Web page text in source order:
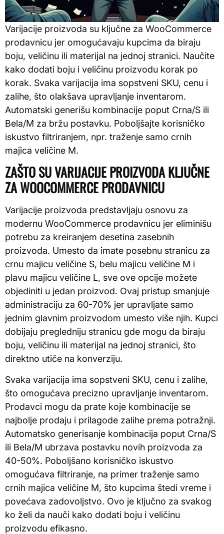
Varijacije proizvoda su ključne za WooCommerce
prodavnicu jer omogućavaju kupcima da biraju
boju, veličinu ili materijal na jednoj stranici. Naučite
kako dodati boju i veličinu proizvodu korak po
korak. Svaka varijacija ima sopstveni SKU, cenu i
zalihe, što olakšava upravljanje inventarom.
Automatski generišu kombinacije poput Crna/S ili
Bela/M za bržu postavku. Poboljšajte korisničko
iskustvo filtriranjem, npr. traženje samo crnih
majica veličine M.
ZAŠTO SU VARIJACIJE PROIZVODA KLJUČNE
ZA WOOCOMMERCE PRODAVNICU
Varijacije proizvoda predstavljaju osnovu za
modernu WooCommerce prodavnicu jer eliminišu
potrebu za kreiranjem desetina zasebnih
proizvoda. Umesto da imate posebnu stranicu za
crnu majicu veličine S, belu majicu veličine M i
plavu majicu veličine L, sve ove opcije možete
objediniti u jedan proizvod. Ovaj pristup smanjuje
administraciju za 60-70% jer upravljate samo
jednim glavnim proizvodom umesto više njih. Kupci
dobijaju pregledniju stranicu gde mogu da biraju
boju, veličinu ili materijal na jednoj stranici, što
direktno utiče na konverziju.
Svaka varijacija ima sopstveni SKU, cenu i zalihe,
što omogućava precizno upravljanje inventarom.
Prodavci mogu da prate koje kombinacije se
najbolje prodaju i prilagode zalihe prema potražnji.
Automatsko generisanje kombinacija poput Crna/S
ili Bela/M ubrzava postavku novih proizvoda za
40-50%. Poboljšano korisničko iskustvo
omogućava filtriranje, na primer traženje samo
crnih majica veličine M, što kupcima štedi vreme i
povećava zadovoljstvo. Ovo je ključno za svakog
ko želi da nauči kako dodati boju i veličinu
proizvodu efikasno.